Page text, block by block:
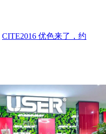
CITE2016 优色来了，约